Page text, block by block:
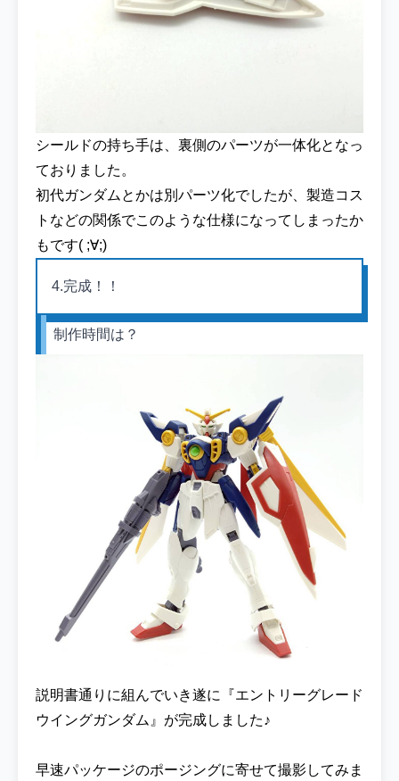
シールドの持ち手は、裏側のパーツが一体化となっ
ておりました。
初代ガンダムとかは別パーツ化でしたが、製造コス
トなどの関係でこのような仕様になってしまったか
もです( ;∀;)
4.完成！！
制作時間は？
説明書通りに組んでいき遂に『エントリーグレード
ウイングガンダム』が完成しました♪
早速パッケージのポージングに寄せて撮影してみま